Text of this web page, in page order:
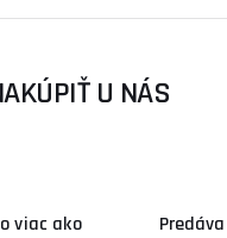
U NÁS
viac ako